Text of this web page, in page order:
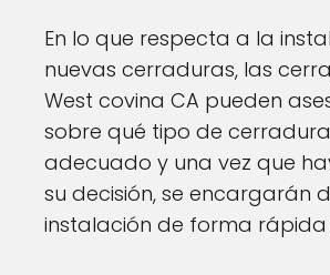
En lo que respecta a la
nuevas cerraduras, las
West covina CA pueden
sobre qué tipo de
adecuado y una vez que
su decisión, se encargarán
instalación de forma rápida